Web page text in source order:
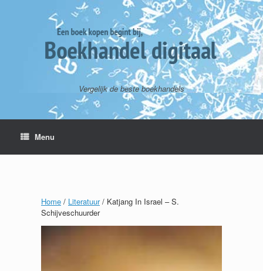
Vergelijk de beste boekhandels
Menu
Home / Literatuur/ Katjang In Israel – S.
Schijveschuurder